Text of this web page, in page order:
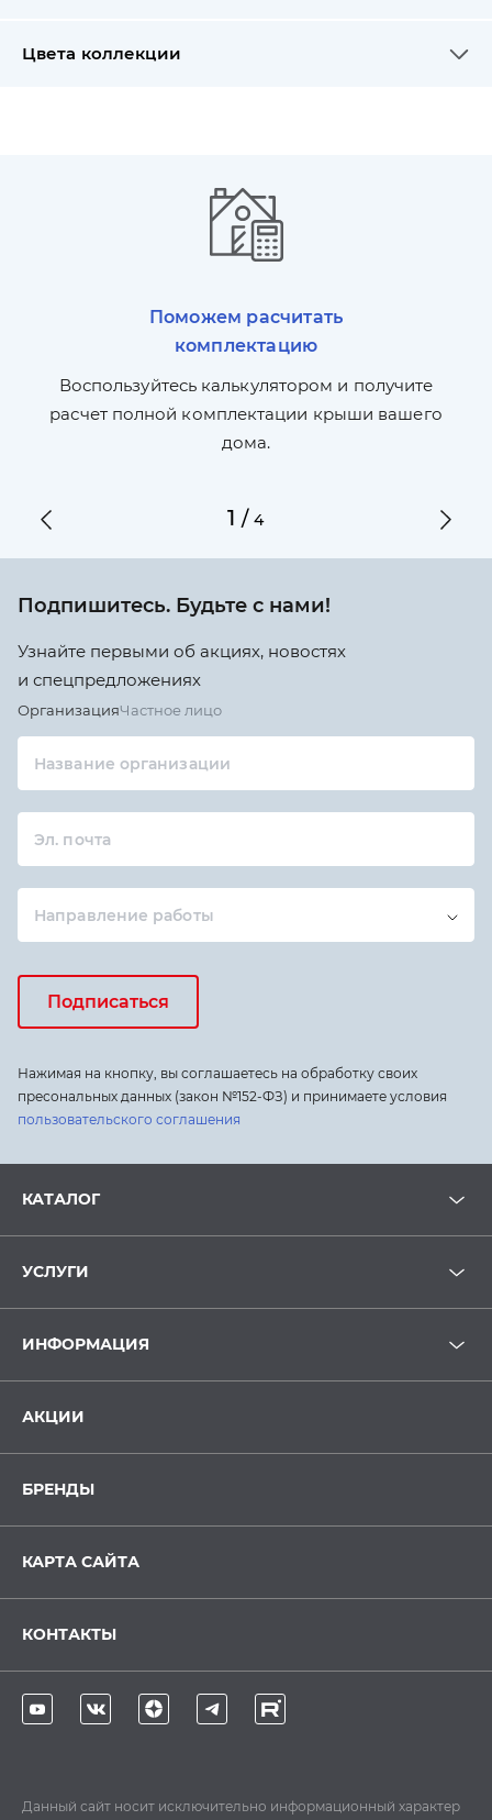
Цвета коллекции
Поможем расчитать
комплектацию
Воспользуйтесь калькулятором и получите
расчет полной комплектации крыши вашего
дома.
1 /4
Подпишитесь. Будьте с нами!
Узнайте первыми об акциях, новостях
и спецпредложениях
ОрганизацияЧастное лицо
Название организации
Эл. почта
Направление работы
Подписаться
Нажимая на кнопку, вы соглашаетесь на обработку своих
пресональных данных (закон №152-ФЗ) и принимаете условия
пользовательского соглашения
КАТАЛОГ
УСЛУГИ
ИНФОРМАЦИЯ
АКЦИИ
БРЕНДЫ
КАРТА САЙТА
КОНТАКТЫ
Данный сайт носит исключительно информационный характер